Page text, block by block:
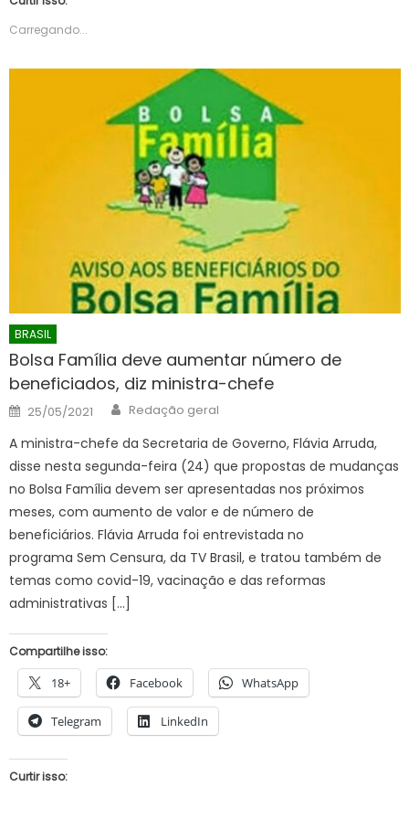
Carregando...
BRASIL
Bolsa Família deve aumentar número de
beneficiados, diz ministra-chefe
Posted
on
25/05/2021 Author
Redação geral
A ministra-chefe da Secretaria de Governo, Flávia Arruda,
disse nesta segunda-feira (24) que propostas de mudanças
no Bolsa Família devem ser apresentadas nos próximos
meses, com aumento de valor e de número de
beneficiários. Flávia Arruda foi entrevistada no
programa Sem Censura, da TV Brasil, e tratou também de
temas como covid-19, vacinação e das reformas
administrativas […]
Compartilhe isso:
18+ Facebook WhatsApp
Telegram LinkedIn
Curtir isso: